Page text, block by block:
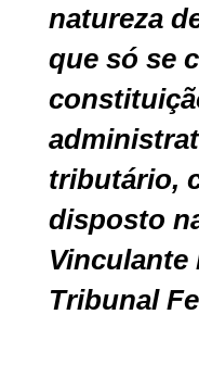
natureza
que só se
tributário,
disposto
Vinculante
Tribunal